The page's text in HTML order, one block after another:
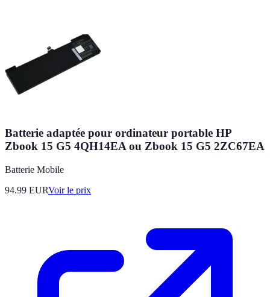
Batterie adaptée pour ordinateur portable HP
Zbook 15 G5 4QH14EA ou Zbook 15 G5 2ZC67EA
Batterie Mobile
94.99 EURVoir le prix